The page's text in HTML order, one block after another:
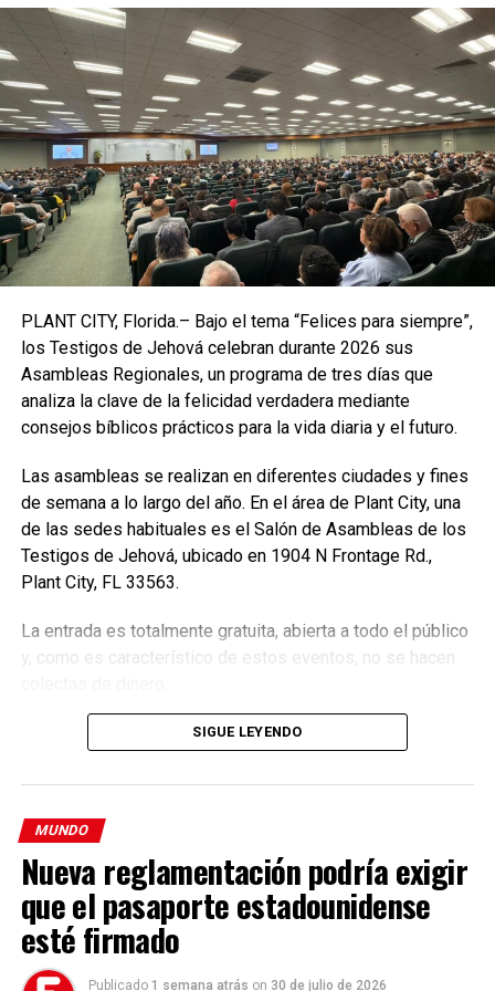
Lluvias e inundaciones dejaron
dos muertos en Ecatepec
A través de Protección Civil, su directoraVictoria Arriaga
Ramírezinformó que por lo menos un par de personas
perdieron la vida durante las últimas horas debido a las
intensas
lluvias.
La funcionaria pública informó al Telediarioque se trata de
corriente y hallados momentos más tarde, aunque sin vida.
gobierno monitorean desde el centro de mando
amplias y concretas alrededor de las inundaciones.
Hasta el momento, dijo, hay más de 19 colonias afectadas;
es decir, entre 120 mil y 150 mil personas que sufren las
inundaciones en lasvías López Portillo, San Cristóbal
Centro, Cerro de Guadalupe y Morelos.
En este sentido, es el
PLANT CITY, Florida.– Bajo el tema “Felices para siempre”,
los Testigos de Jehová celebran durante 2026 sus
Asambleas Regionales, un programa de tres días que
analiza la clave de la felicidad verdadera mediante
consejos bíblicos prácticos para la vida diaria y el futuro.
Las asambleas se realizan en diferentes ciudades y fines
de semana a lo largo del año. En el área de Plant City, una
de las sedes habituales es el Salón de Asambleas de los
Testigos de Jehová, ubicado en 1904 N Frontage Rd.,
Plant City, FL 33563.
La entrada es totalmente gratuita, abierta a todo el público
y, como es característico de estos eventos, no se hacen
SIGUE LEYENDO
MUNDO
Nueva reglamentación podría exigir
que el pasaporte estadounidense
esté firmado
Publicado 1 semana atrás on 30 de julio de 2026